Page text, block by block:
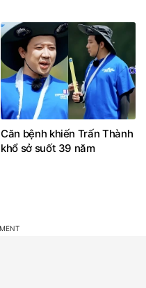
Căn bệnh khiến Trấn Thành
khổ sở suốt 39 năm